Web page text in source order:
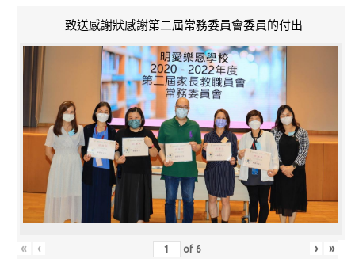
致送感謝狀感謝第二屆常務委員會委員的付出
« ‹ of 6 › »